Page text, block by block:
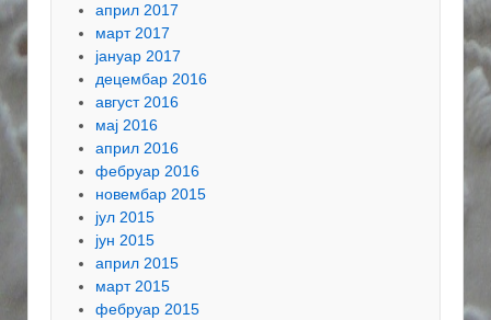
април 2017
март 2017
јануар 2017
децембар 2016
август 2016
мај 2016
април 2016
фебруар 2016
новембар 2015
јул 2015
јун 2015
април 2015
март 2015
фебруар 2015